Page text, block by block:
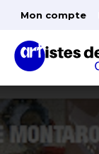
Mon compte